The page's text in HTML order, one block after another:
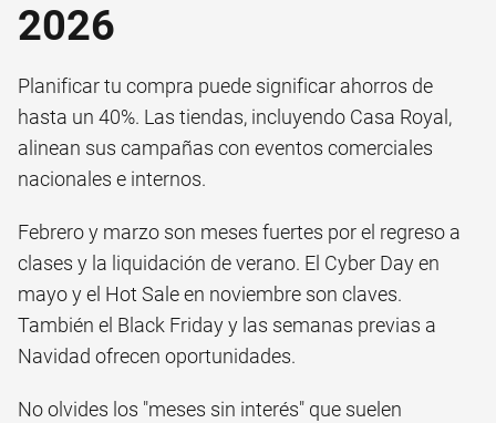
2026
Planificar tu compra puede significar ahorros de
hasta un 40%. Las tiendas, incluyendo Casa Royal,
alinean sus campañas con eventos comerciales
nacionales e internos.
Febrero y marzo son meses fuertes por el regreso a
clases y la liquidación de verano. El Cyber Day en
mayo y el Hot Sale en noviembre son claves.
También el Black Friday y las semanas previas a
Navidad ofrecen oportunidades.
No olvides los "meses sin interés" que suelen